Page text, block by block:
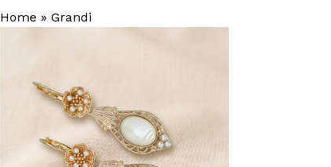
Home » Grandi